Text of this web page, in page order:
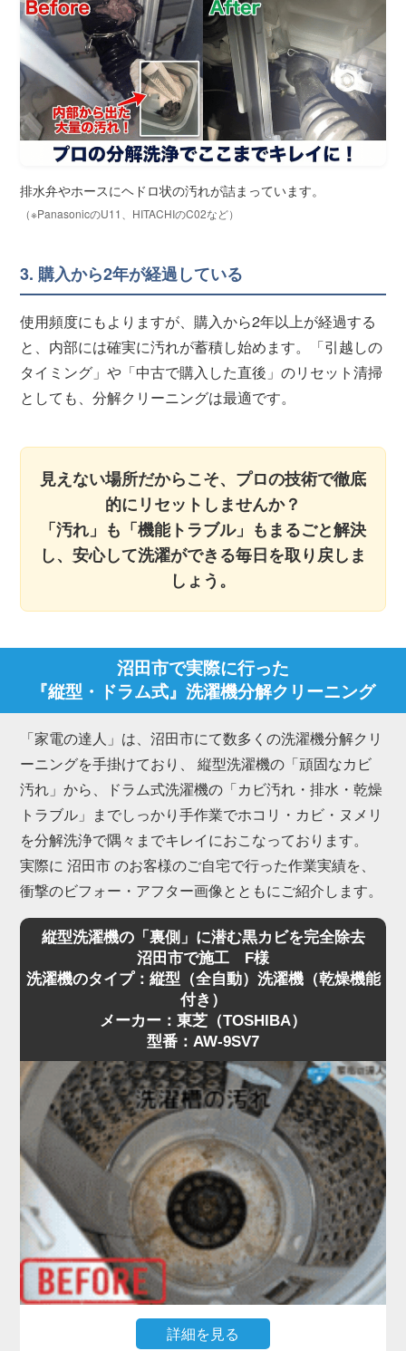
排水弁やホースにヘドロ状の汚れが詰まっています。
（※PanasonicのU11、HITACHIのC02など）
3. 購入から2年が経過している
使用頻度にもよりますが、購入から2年以上が経過する
と、内部には確実に汚れが蓄積し始めます。「引越しの
タイミング」や「中古で購入した直後」のリセット清掃
としても、分解クリーニングは最適です。
見えない場所だからこそ、プロの技術で徹底
的にリセットしませんか？
「汚れ」も「機能トラブル」もまるごと解決
し、安心して洗濯ができる毎日を取り戻しま
しょう。
沼田市で実際に行った
『縦型・ドラム式』洗濯機分解クリーニング
「家電の達人」は、沼田市にて数多くの洗濯機分解クリ
ーニングを手掛けており、 縦型洗濯機の「頑固なカビ
汚れ」から、ドラム式洗濯機の「カビ汚れ・排水・乾燥
トラブル」までしっかり手作業でホコリ・カビ・ヌメリ
を分解洗浄で隅々までキレイにおこなっております。
実際に 沼田市 のお客様のご自宅で行った作業実績を、
衝撃のビフォー・アフター画像とともにご紹介します。
縦型洗濯機の「裏側」に潜む黒カビを完全除去
沼田市で施工 F様
洗濯機のタイプ：縦型（全自動）洗濯機（乾燥機能
付き）
メーカー：東芝（TOSHIBA）
型番：AW-9SV7
詳細を見る